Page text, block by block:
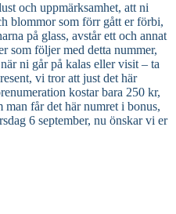
och uppmärksamhet, att ni
blommor som förr gått er förbi,
på glass, avstår ett och annat
som följer med detta nummer,
ni går på kalas eller visit – ta
vi tror att just det här
kostar bara 250 kr,
man får det här numret i bonus,
6 september, nu önskar vi er